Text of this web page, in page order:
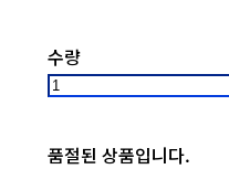
수량
품절된 상품입니다.